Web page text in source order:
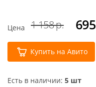
Цена 1 158 р. 695
Купить на Авито
Есть в наличии: 5 шт